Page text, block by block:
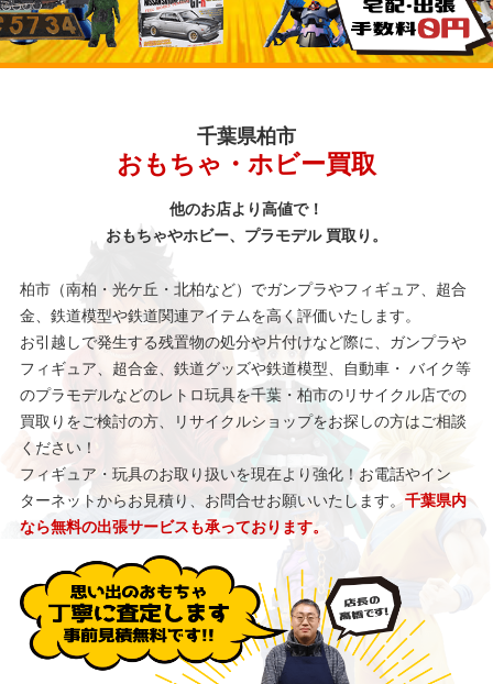
千葉県柏市
おもちゃ・ホビー買取
他のお店より高値で！
おもちゃやホビー、プラモデル 買取り。
柏市（南柏・光ケ丘・北柏など）でガンプラやフィギュア、超合
金、鉄道模型や鉄道関連アイテムを高く評価いたします。
お引越しで発生する残置物の処分や片付けなど際に、ガンプラや
フィギュア、超合金、鉄道グッズや鉄道模型、自動車・ バイク等
のプラモデルなどのレトロ玩具を千葉・柏市のリサイクル店での
買取りをご検討の方、リサイクルショップをお探しの方はご相談
ください！
フィギュア・玩具のお取り扱いを現在より強化！お電話やイン
ターネットからお見積り、お問合せお願いいたします。千葉県内
なら無料の出張サービスも承っております。